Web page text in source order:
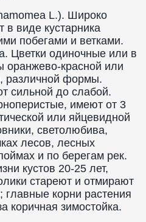
L.). Широко
в виде кустарника
побегами и ветками.
Цветки одиночные или в
оранжево-красной или
различной формы.
сильной до слабой.
имеют от 3
или яйцевидной
светолюбива,
лесов, лесных
и по берегам рек.
кустов 20-25 лет,
стареют и отмирают
главные корни растения
коричная зимостойка.